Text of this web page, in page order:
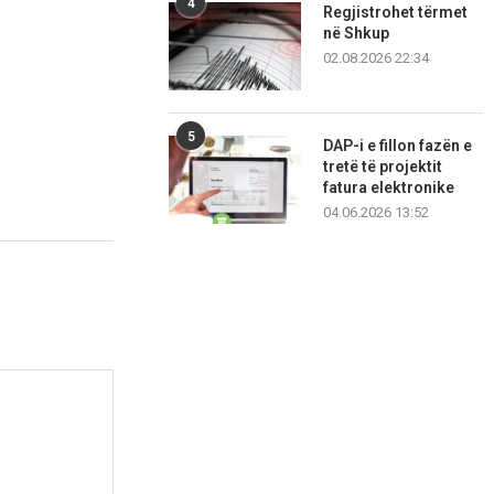
4
Regjistrohet tërmet
në Shkup
02.08.2026 22:34
5
DAP-i e fillon fazën e
tretë të projektit
fatura elektronike
04.06.2026 13:52